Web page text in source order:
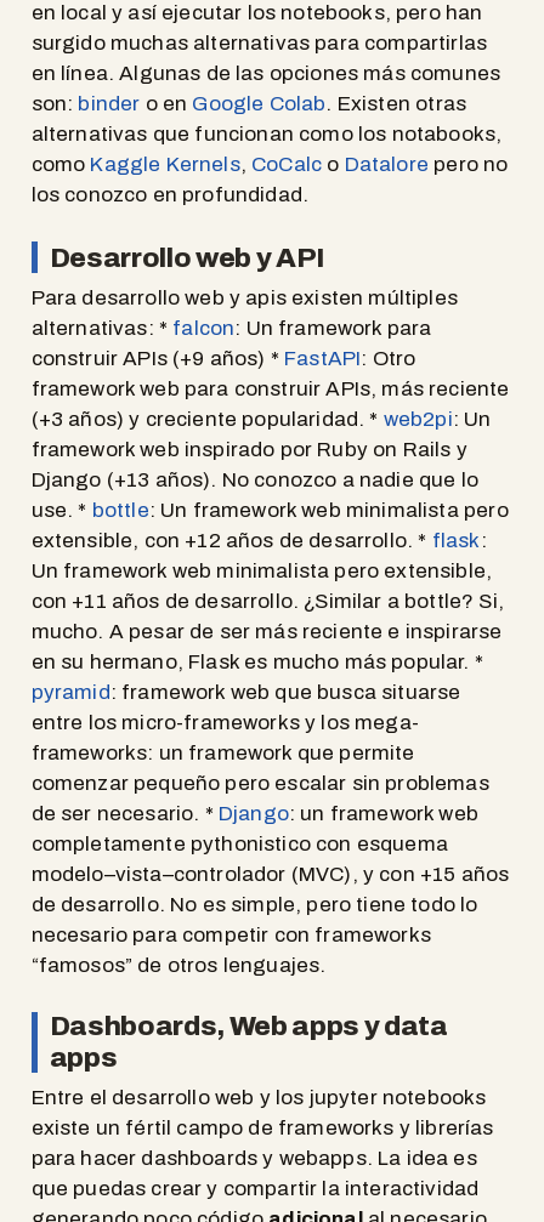
en local y así ejecutar los notebooks, pero han
surgido muchas alternativas para compartirlas
en línea. Algunas de las opciones más comunes
son: binder o en Google Colab. Existen otras
alternativas que funcionan como los notabooks,
como Kaggle Kernels, CoCalc o Datalore pero no
los conozco en profundidad.
Desarrollo web y API
Para desarrollo web y apis existen múltiples
alternativas: * falcon: Un framework para
construir APIs (+9 años) * FastAPI: Otro
framework web para construir APIs, más reciente
(+3 años) y creciente popularidad. * web2pi: Un
framework web inspirado por Ruby on Rails y
Django (+13 años). No conozco a nadie que lo
use. * bottle: Un framework web minimalista pero
extensible, con +12 años de desarrollo. * flask :
Un framework web minimalista pero extensible,
con +11 años de desarrollo. ¿Similar a bottle? Si,
mucho. A pesar de ser más reciente e inspirarse
en su hermano, Flask es mucho más popular. *
pyramid: framework web que busca situarse
entre los micro-frameworks y los mega-
frameworks: un framework que permite
comenzar pequeño pero escalar sin problemas
de ser necesario. * Django: un framework web
completamente pythonistico con esquema
modelo–vista–controlador (MVC), y con +15 años
de desarrollo. No es simple, pero tiene todo lo
necesario para competir con frameworks
“famosos” de otros lenguajes.
Dashboards, Web apps y data
apps
Entre el desarrollo web y los jupyter notebooks
existe un fértil campo de frameworks y librerías
para hacer dashboards y webapps. La idea es
que puedas crear y compartir la interactividad